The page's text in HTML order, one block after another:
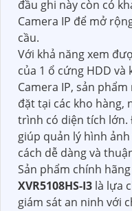
đầu ghi này còn có
Camera IP để mở
cầu.
Với khả năng xem
của 1 ổ cứng HDD
Camera IP, sản
đặt tại các kho hàng,
trình có diện tích lớn.
giúp quản lý hình
cách dễ dàng và
Sản phẩm chính
XVR5108HS-I3 là lựa
giám sát an ninh với